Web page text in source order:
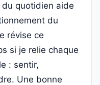
quotidien aide
du
révise ce
si je relie chaque
: sentir,
Une bonne